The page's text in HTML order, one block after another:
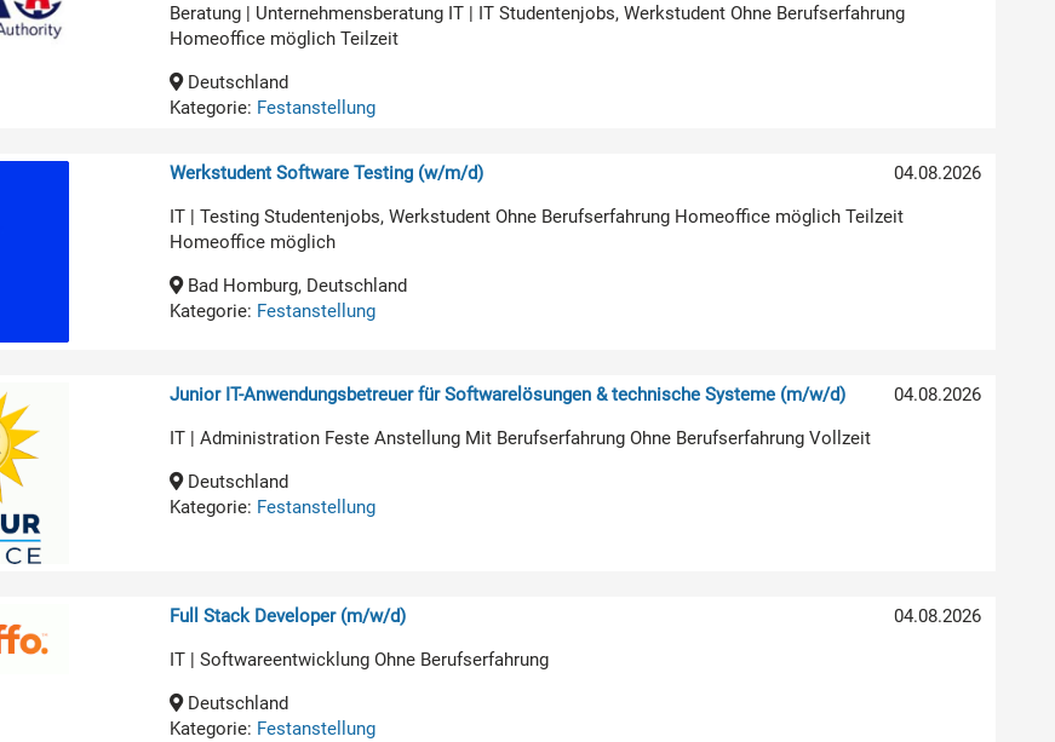
Beratung | Unternehmensberatung IT | IT Studentenjobs, Werkstudent Ohne Berufserfahrung
Homeoffice möglich Teilzeit
Deutschland
Kategorie: Festanstellung
04.08.2026
Werkstudent Software Testing (w/m/d)
IT | Testing Studentenjobs, Werkstudent Ohne Berufserfahrung Homeoffice möglich Teilzeit
Homeoffice möglich
Bad Homburg, Deutschland
Kategorie: Festanstellung
04.08.2026
Junior IT-Anwendungsbetreuer für Softwarelösungen & technische Systeme (m/w/d)
IT | Administration Feste Anstellung Mit Berufserfahrung Ohne Berufserfahrung Vollzeit
Deutschland
Kategorie: Festanstellung
04.08.2026
Full Stack Developer (m/w/d)
IT | Softwareentwicklung Ohne Berufserfahrung
Deutschland
Kategorie: Festanstellung